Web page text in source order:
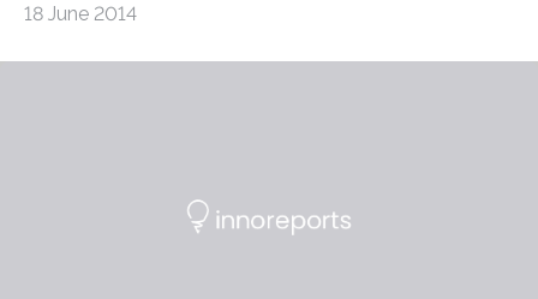
18 June 2014